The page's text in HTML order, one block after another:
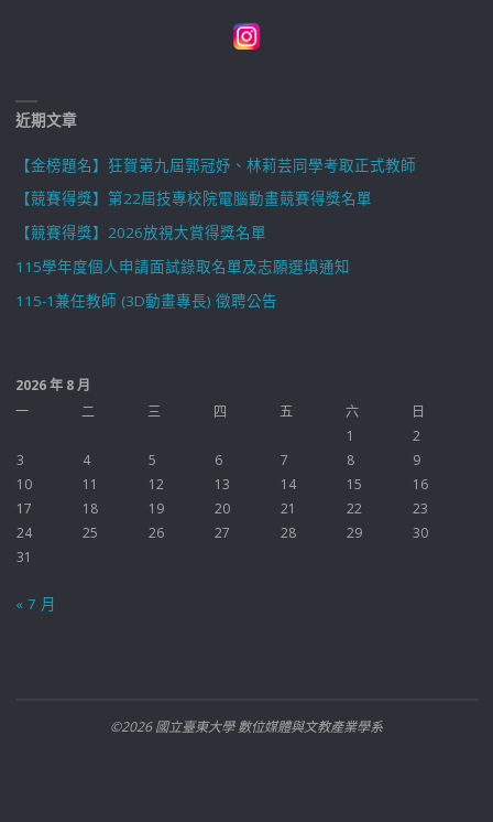
近期文章
【金榜題名】狂賀第九屆郭冠妤、林莉芸同學考取正式教師
【競賽得獎】第22屆技專校院電腦動畫競賽得獎名單
【競賽得獎】2026放視大賞得獎名單
115學年度個人申請面試錄取名單及志願選填通知
115-1兼任教師 (3D動畫專長) 徵聘公告
2026 年 8 月
一
二 三 四 五 六
日
1
2
3
4 5 6 7 8
9
10
11 12 13 14 15
16
17
18 19 20 21 22
23
24
25 26 27 28 29
30
31
« 7 月
©2026 國立臺東大學 數位媒體與文教產業學系